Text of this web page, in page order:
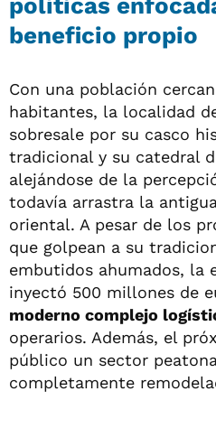
políticas
beneficio propio
Con una población
habitantes, la localidad
sobresale por su casco
tradicional y su catedral
alejándose de la
todavía arrastra la
oriental. A pesar de los
que golpean a su
embutidos ahumados, la
inyectó 500 millones de
moderno complejo
operarios. Además, el
público un sector
completamente